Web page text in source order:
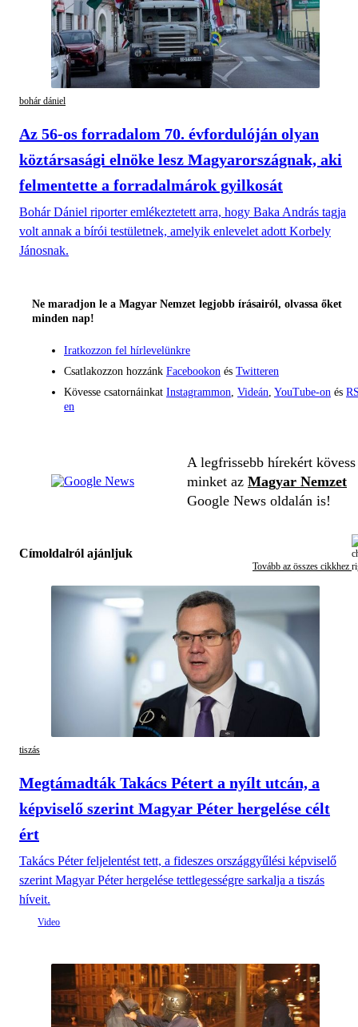
bohár dániel
Az 56-os forradalom 70. évfordulóján olyan
köztársasági elnöke lesz Magyarországnak, aki
felmentette a forradalmárok gyilkosát
Bohár Dániel riporter emlékeztetett arra, hogy Baka András tagja
volt annak a bírói testületnek, amelyik enlevelet adott Korbely
Jánosnak.
Ne maradjon le a Magyar Nemzet legjobb írásairól, olvassa őket
minden nap!
Iratkozzon fel hírlevelünkre
Csatlakozzon hozzánk Facebookon és Twitteren
Kövesse csatornáinkat Instagrammon Videán YouTube-on és
en
A legfrissebb hírekért kövess
minket az Magyar Nemzet
Google News oldalán is!
Címoldalról ajánljuk
Tovább az összes cikkhez
tiszás
Megtámadták Takács Pétert a nyílt utcán, a
képviselő szerint Magyar Péter hergelése célt
ért
Takács Péter feljelentést tett, a fideszes országgyűlési képviselő
szerint Magyar Péter hergelése tettlegességre sarkalja a tiszás
híveit.